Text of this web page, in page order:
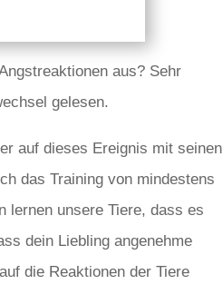
aus? Sehr
gelesen.
auf dieses Ereignis mit seinen
das Training von mindestens
lernen unsere Tiere, dass es
dein Liebling angenehme
die Reaktionen der Tiere